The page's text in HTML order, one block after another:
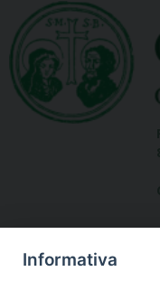
Informativa